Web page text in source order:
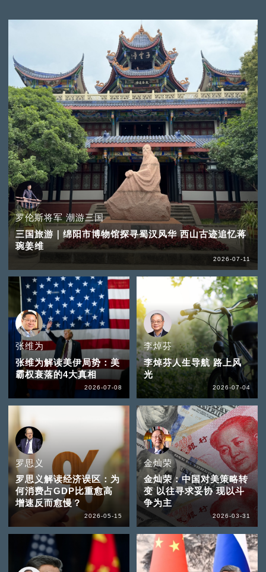
罗伦斯将军 潮游三国
三国旅游｜绵阳市博物馆探寻蜀汉风华 西山古迹追忆蒋
琬姜维
2026-07-11
张维为
张维为解读美伊局势：美
霸权衰落的4大真相
2026-07-08
李焯芬
李焯芬人生导航 路上风
光
2026-07-04
罗思义
罗思义解读经济误区：为
何消费占GDP比重愈高
增速反而愈慢？
2026-05-15
金灿荣
金灿荣：中国对美策略转
变 以往寻求妥协 现以斗
争为主
2026-03-31